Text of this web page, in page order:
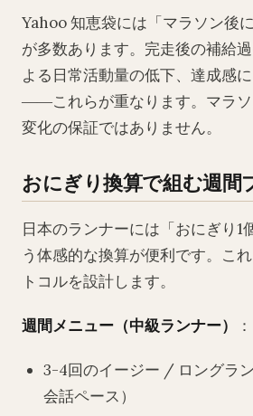
Yahoo 知恵袋には「マラソン後
が多数あります。完走後の補給
よる日常活動量の低下、達成感
――これらが重なります。マラ
変化の保証ではありません。
おにぎり換算で組む週間
日本のランナーには「おにぎり1
う体感的な換算が便利です。こ
トコルを設計します。
週間メニュー（中級ランナー） ：
3-4回のイージー / ロングラン
会話ペース）